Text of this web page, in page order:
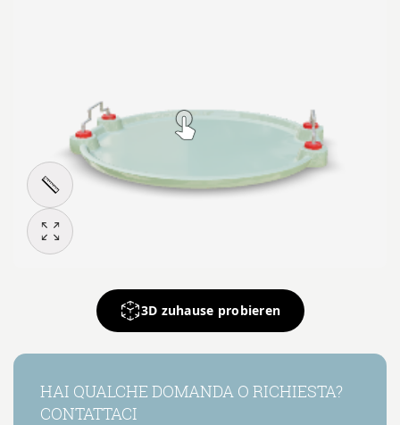
3D zuhause probieren
HAI QUALCHE DOMANDA O RICHIESTA?
CONTATTACI